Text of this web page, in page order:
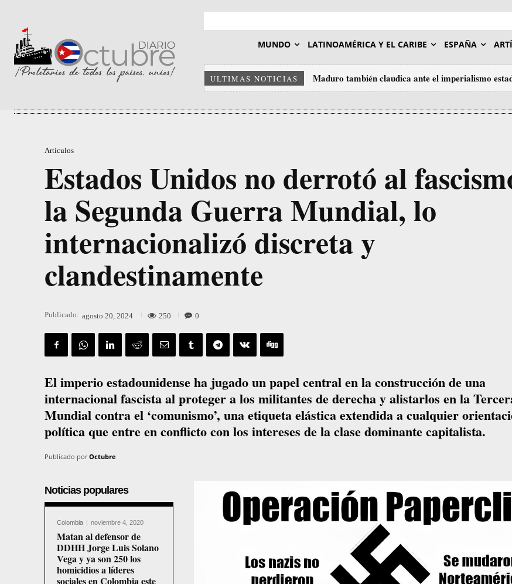
MUNDO LATINOAMÉRICA Y EL CARIBE ESPAÑA
ULTIMAS NOTICIAS Maduro también claudica ante el imperialismo
Artículos
Estados Unidos no derrotó al
la Segunda Guerra Mundial, lo
internacionalizó discreta y
clandestinamente
Publicado: agosto 20, 2024 250 0
El imperio estadounidense ha jugado un papel central en la construcción de una
internacional fascista al proteger a los militantes de derecha y alistarlos en la
Mundial contra el ‘comunismo’, una etiqueta elástica extendida a cualquier
política que entre en conflicto con los intereses de la clase dominante capitalista.
Publicado por Octubre
Noticias populares
Colombia noviembre 4, 2020
Matan al defensor de
DDHH Jorge Luis Solano
Vega y ya son 250 los
homicidios a líderes
sociales en Colombia este